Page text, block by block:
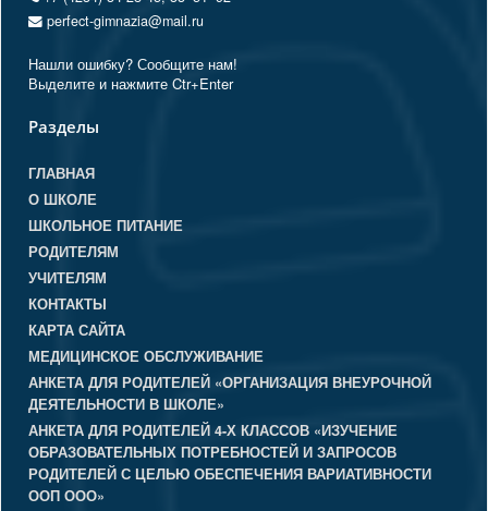
perfect-gimnazia@mail.ru
Нашли ошибку? Сообщите нам!
Выделите и нажмите Ctr+Enter
Разделы
ГЛАВНАЯ
О ШКОЛЕ
ШКОЛЬНОЕ ПИТАНИЕ
РОДИТЕЛЯМ
УЧИТЕЛЯМ
КОНТАКТЫ
КАРТА САЙТА
МЕДИЦИНСКОЕ ОБСЛУЖИВАНИЕ
АНКЕТА ДЛЯ РОДИТЕЛЕЙ «ОРГАНИЗАЦИЯ ВНЕУРОЧНОЙ
ДЕЯТЕЛЬНОСТИ В ШКОЛЕ»
АНКЕТА ДЛЯ РОДИТЕЛЕЙ 4-Х КЛАССОВ «ИЗУЧЕНИЕ
ОБРАЗОВАТЕЛЬНЫХ ПОТРЕБНОСТЕЙ И ЗАПРОСОВ
РОДИТЕЛЕЙ С ЦЕЛЬЮ ОБЕСПЕЧЕНИЯ ВАРИАТИВНОСТИ
ООП ООО»